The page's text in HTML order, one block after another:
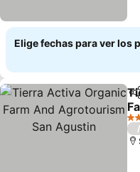
Elige fechas para ver los
3
/